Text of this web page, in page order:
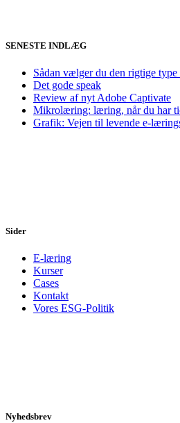
SENESTE INDLÆG
Sådan vælger du den rigtige
Det gode speak
Review af nyt Adobe Captivate
Mikrolæring: læring, når du har
Grafik: Vejen til levende e-
Sider
E-læring
Kurser
Cases
Kontakt
Vores ESG-Politik
Nyhedsbrev